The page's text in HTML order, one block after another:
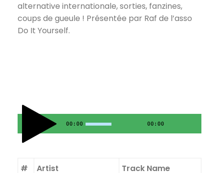
alternative internationale, sorties, fanzines,
coups de gueule ! Présentée par Raf de l’asso
Do It Yourself.
00:00 00:00
# Artist Track Name